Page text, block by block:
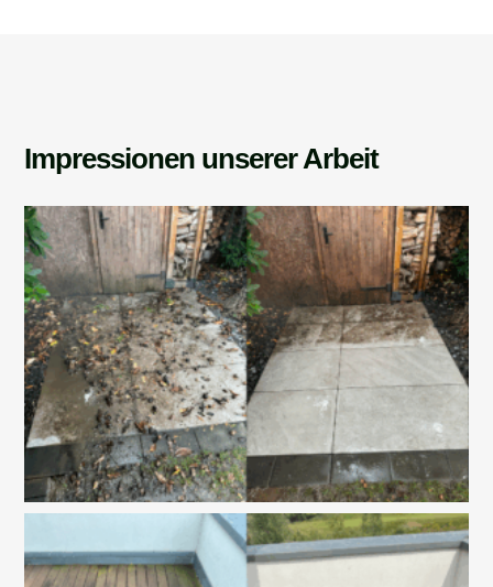
Impressionen unserer Arbeit